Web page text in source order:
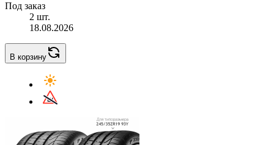
Под заказ
2 шт.
18.08.2026
В корзину